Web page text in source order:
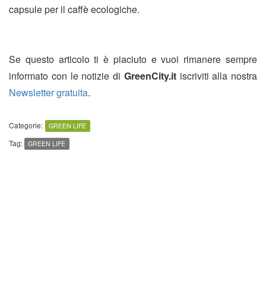
capsule per il caffè ecologiche.
Se questo articolo ti è piaciuto e vuoi rimanere sempre
informato con le notizie di GreenCity.itiscriviti alla nostra
Newsletter gratuita.
Categorie: GREEN LIFE
Tag: GREEN LIFE